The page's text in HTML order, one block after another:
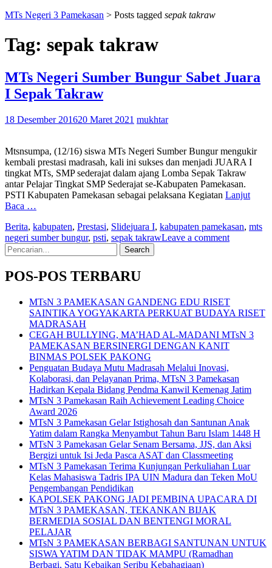
MTs Negeri 3 Pamekasan > Posts tagged sepak takraw
Tag: sepak takraw
MTs Negeri Sumber Bungur Sabet Juara
I Sepak Takraw
18 Desember 201620 Maret 2021 mukhtar
Mtsnsumpa, (12/16) siswa MTs Negeri Sumber Bungur mengukir
kembali prestasi madrasah, kali ini sukses dan menjadi JUARA I
tingkat MTs, SMP sederajat dalam ajang Lomba Sepak Takraw
antar Pelajar Tingkat SMP Sederajat se-Kabupaten Pamekasan.
PSTI Kabupaten Pamekasan sebagai pelaksana Kegiatan Lanjut
Baca …
Berita, kabupaten, Prestasi, Slidejuara I, kabupaten pamekasan, mts
negeri sumber bungur, psti, sepak takrawLeave a comment
Search
for:
POS-POS TERBARU
MTsN 3 PAMEKASAN GANDENG EDU RISET
SAINTIKA YOGYAKARTA PERKUAT BUDAYA RISET
MADRASAH
CEGAH BULLYING, MA’HAD AL-MADANI MTsN 3
PAMEKASAN BERSINERGI DENGAN KANIT
BINMAS POLSEK PAKONG
Penguatan Budaya Mutu Madrasah Melalui Inovasi,
Kolaborasi, dan Pelayanan Prima, MTsN 3 Pamekasan
Hadirkan Kepala Bidang Pendma Kanwil Kemenag Jatim
MTsN 3 Pamekasan Raih Achievement Leading Choice
Award 2026
MTsN 3 Pamekasan Gelar Istighosah dan Santunan Anak
Yatim dalam Rangka Menyambut Tahun Baru Islam 1448 H
MTsN 3 Pamekasan Gelar Senam Bersama, JJS, dan Aksi
Bergizi untuk Isi Jeda Pasca ASAT dan Classmeeting
MTsN 3 Pamekasan Terima Kunjungan Perkuliahan Luar
Kelas Mahasiswa Tadris IPA UIN Madura dan Teken MoU
Pengembangan Pendidikan
KAPOLSEK PAKONG JADI PEMBINA UPACARA DI
MTsN 3 PAMEKASAN, TEKANKAN BIJAK
BERMEDIA SOSIAL DAN BENTENGI MORAL
PELAJAR
MTsN 3 PAMEKASAN BERBAGI SANTUNAN UNTUK
SISWA YATIM DAN TIDAK MAMPU (Ramadhan
Berbagi, Satu Kebaikan Seribu Kebahagiaan)